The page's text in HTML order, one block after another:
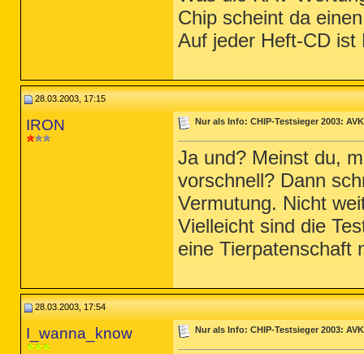
Chip scheint da
Auf jeder Heft-CD
28.03.2003, 17:15
IRON Nur als Info: CHIP-Testsieger 2003:
Ja und? Meinst du,
vorschnell? Dann
Vermutung. Nicht
Vielleicht sind die
eine Tierpatenschaft
28.03.2003, 17:54
I_wanna_know Nur als Info: CHIP-Testsieger 2003: